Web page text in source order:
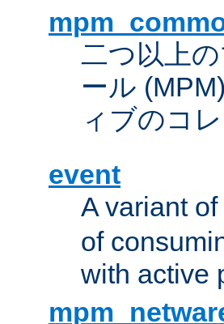
二つ以上
ール
ィブのコ
event
A variant of
of
with active